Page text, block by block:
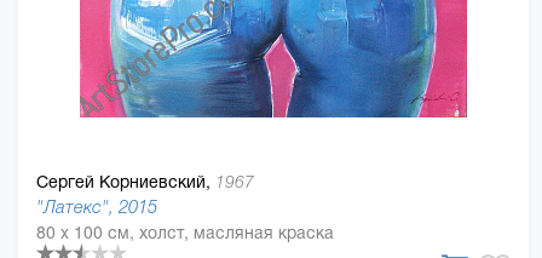
Сергей Корниевский, 1967
"Латекс", 2015
80 x 100 см, холст, масляная краска